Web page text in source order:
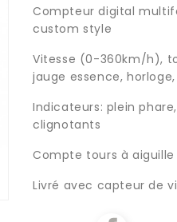
Compteur digital
custom style
Vitesse (0-360km/h),
jauge essence,
Indicateurs: plein
clignotants
Compte tours à aiguille
Livré avec capteur de